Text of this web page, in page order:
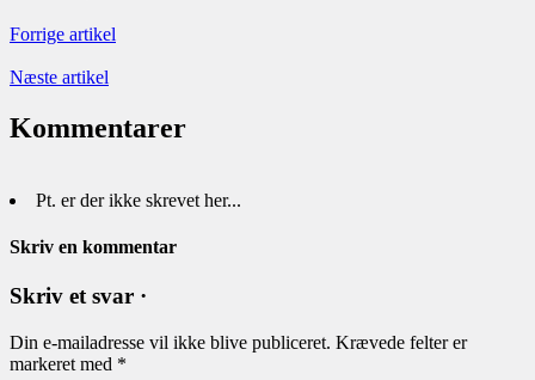
Forrige artikel
Næste artikel
Kommentarer
Pt. er der ikke skrevet her...
Skriv en kommentar
Skriv et svar ·
Din e-mailadresse vil ikke blive publiceret. Krævede felter er
markeret med *